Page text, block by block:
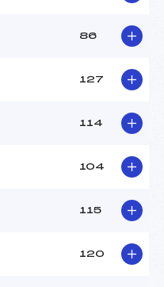
86
127
114
104
115
120